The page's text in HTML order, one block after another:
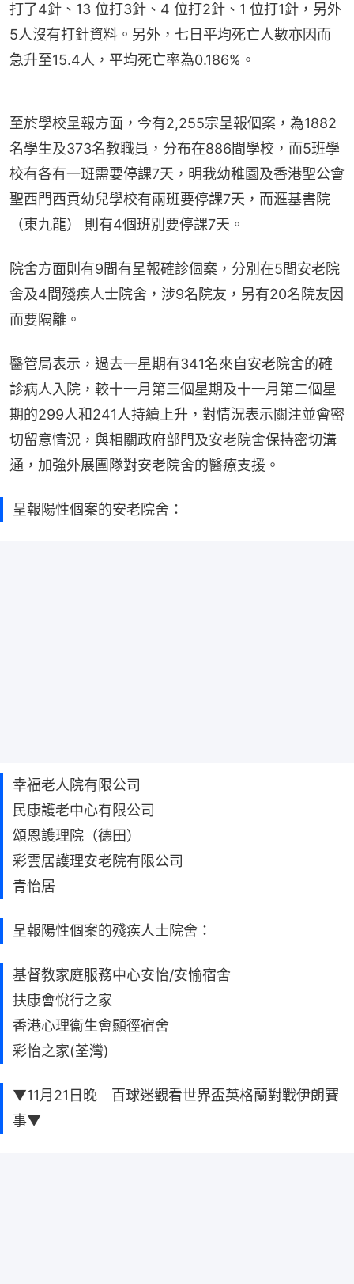
打了4針、13 位打3針、4 位打2針、1 位打1針，另外
5人沒有打針資料。另外，七日平均死亡人數亦因而
急升至15.4人，平均死亡率為0.186%。
至於學校呈報方面，今有2,255宗呈報個案，為1882
名學生及373名教職員，分布在886間學校，而5班學
校有各有一班需要停課7天，明我幼稚園及香港聖公會
聖西門西貢幼兒學校有兩班要停課7天，而滙基書院
（東九龍） 則有4個班別要停課7天。
院舍方面則有9間有呈報確診個案，分別在5間安老院
舍及4間殘疾人士院舍，涉9名院友，另有20名院友因
而要隔離。
醫管局表示，過去一星期有341名來自安老院舍的確
診病人入院，較十一月第三個星期及十一月第二個星
期的299人和241人持續上升，對情況表示關注並會密
切留意情況，與相關政府部門及安老院舍保持密切溝
通，加強外展團隊對安老院舍的醫療支援。
呈報陽性個案的安老院舍：
幸福老人院有限公司
民康護老中心有限公司
頌恩護理院（德田）
彩雲居護理安老院有限公司
青怡居
呈報陽性個案的殘疾人士院舍：
基督教家庭服務中心安怡/安愉宿舍
扶康會悅行之家
香港心理衞生會顯徑宿舍
彩怡之家(荃灣)
▼11月21日晚 百球迷觀看世界盃英格蘭對戰伊朗賽
事▼